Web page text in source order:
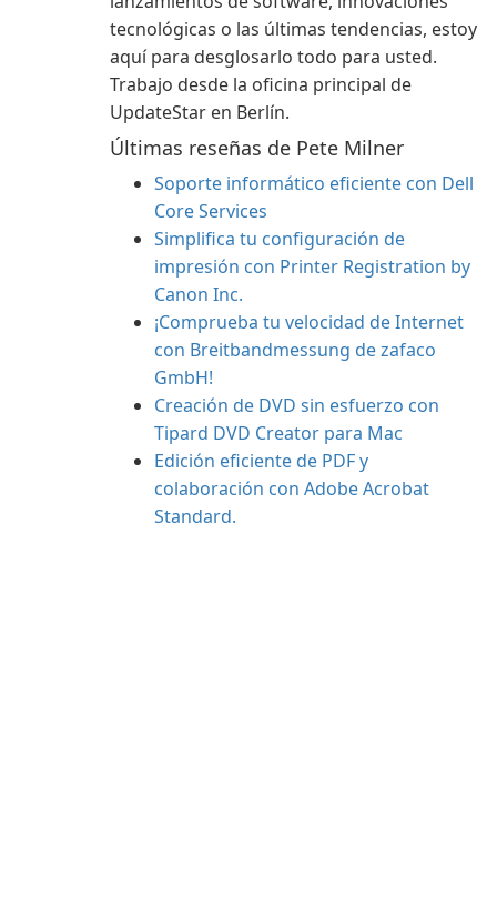
tecnológicas o las últimas tendencias, estoy
aquí para desglosarlo todo para usted.
Trabajo desde la oficina principal de
UpdateStar en Berlín.
Últimas reseñas de Pete Milner
Soporte informático eficiente con Dell
Core Services
Simplifica tu configuración de
impresión con Printer Registration by
Canon Inc.
¡Comprueba tu velocidad de Internet
con Breitbandmessung de zafaco
GmbH!
Creación de DVD sin esfuerzo con
Tipard DVD Creator para Mac
Edición eficiente de PDF y
colaboración con Adobe Acrobat
Standard.